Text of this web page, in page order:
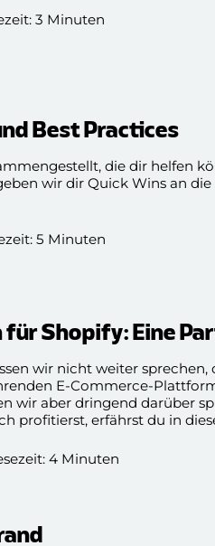
3 Minuten
Best Practices
die dir helfen
wir dir Quick Wins an
5 Minuten
Shopify: Eine
wir nicht weiter sprechen,
E-Commerce-
wir aber dringend darüber
profitierst, erfährst du in
4 Minuten